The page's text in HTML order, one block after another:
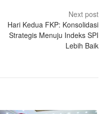
Next post
Hari Kedua FKP: Konsolidasi
Strategis Menuju Indeks SPI
Lebih Baik